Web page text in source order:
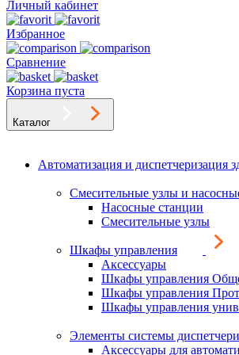
Личный кабинет
Избранное
Сравнение
Корзина пуста
Каталог
Автоматизация и диспетчеризация
Смесительные узлы и
Насосные станции
Смесительные узлы
Шкафы управления
Аксессуары
Шкафы управления
Шкафы управления
Шкафы управления
Элементы системы
Аксессуары для